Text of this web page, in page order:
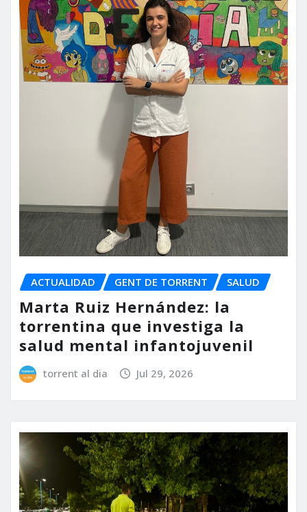
ACTUALIDAD GENT DE TORRENT SALUD
Marta Ruiz Hernández: la
torrentina que investiga la
salud mental infantojuvenil
torrent al dia Jul 29, 2026